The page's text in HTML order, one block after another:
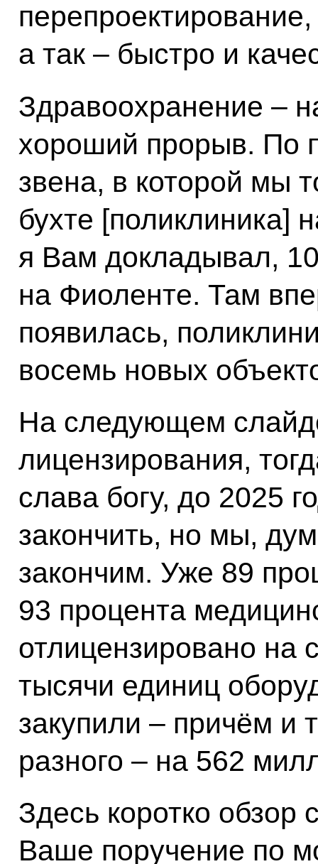
а так – быстро и
Здравоохранение –
хороший прорыв. По
звена, в которой мы
бухте [поликлиника]
я Вам докладывал,
на Фиоленте. Там
появилась,
восемь новых
На следующем
лицензирования,
слава богу, до 2025
закончить, но мы,
закончим. Уже 89
93 процента
отлицензировано на
тысячи единиц
закупили – причём и
разного – на 562
Здесь коротко обзор
Ваше поручение по